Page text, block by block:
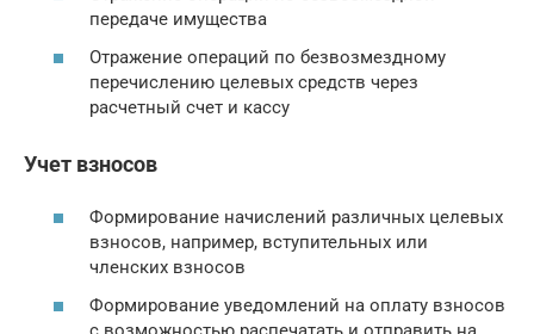
передаче имущества
Отражение операций по безвозмездному
перечислению целевых средств через
расчетный счет и кассу
Учет взносов
Формирование начислений различных целевых
взносов, например, вступительных или
членских взносов
Формирование уведомлений на оплату взносов